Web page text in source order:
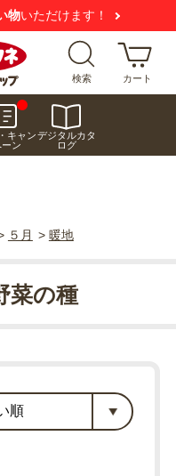
にご注意ください
検索 カート
キャン
ーン
デジタルカタ
ログ
５月 > 暖地
菜の種